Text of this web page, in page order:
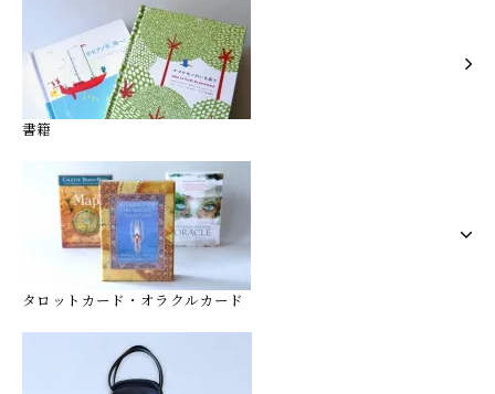
書籍
タロットカード・オラクルカード